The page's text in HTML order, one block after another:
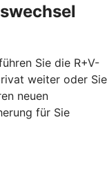
Sie die R+V-
weiter oder Sie
neuen
für Sie